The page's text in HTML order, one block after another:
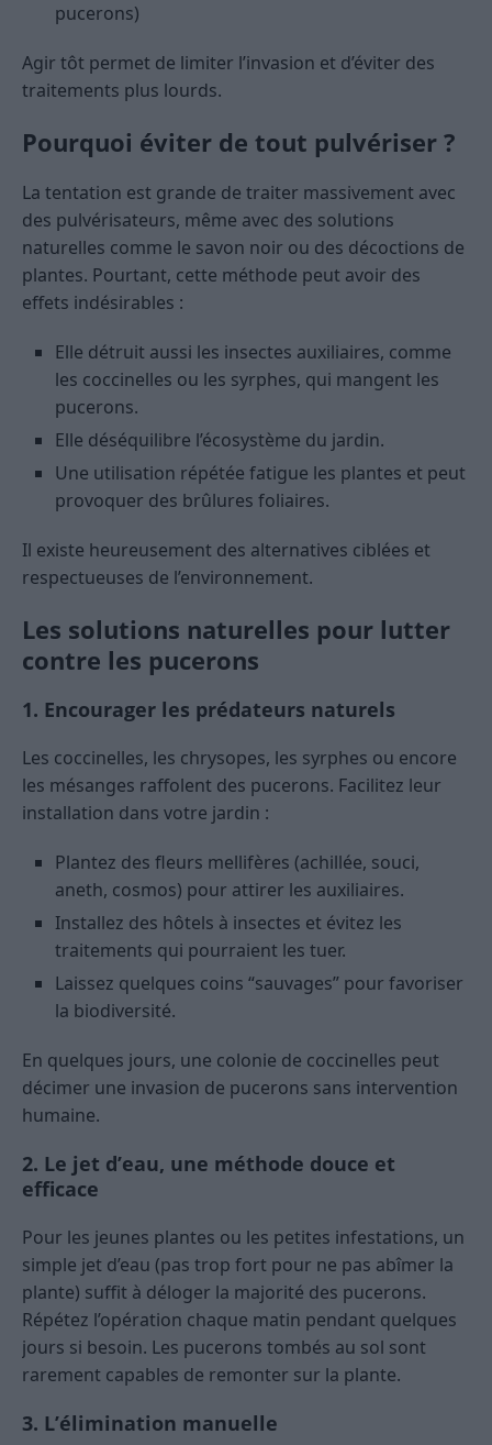
pucerons)
Agir tôt permet de limiter l’invasion et d’éviter des
traitements plus lourds.
Pourquoi éviter de tout pulvériser ?
La tentation est grande de traiter massivement avec
des pulvérisateurs, même avec des solutions
naturelles comme le savon noir ou des décoctions de
plantes. Pourtant, cette méthode peut avoir des
effets indésirables :
Elle détruit aussi les insectes auxiliaires, comme
les coccinelles ou les syrphes, qui mangent les
pucerons.
Elle déséquilibre l’écosystème du jardin.
Une utilisation répétée fatigue les plantes et peut
provoquer des brûlures foliaires.
Il existe heureusement des alternatives ciblées et
respectueuses de l’environnement.
Les solutions naturelles pour lutter
contre les pucerons
1. Encourager les prédateurs naturels
Les coccinelles, les chrysopes, les syrphes ou encore
les mésanges raffolent des pucerons. Facilitez leur
installation dans votre jardin :
Plantez des fleurs mellifères (achillée, souci,
aneth, cosmos) pour attirer les auxiliaires.
Installez des hôtels à insectes et évitez les
traitements qui pourraient les tuer.
Laissez quelques coins “sauvages” pour favoriser
la biodiversité.
En quelques jours, une colonie de coccinelles peut
décimer une invasion de pucerons sans intervention
humaine.
2. Le jet d’eau, une méthode douce et
efficace
Pour les jeunes plantes ou les petites infestations, un
simple jet d’eau (pas trop fort pour ne pas abîmer la
plante) suffit à déloger la majorité des pucerons.
Répétez l’opération chaque matin pendant quelques
jours si besoin. Les pucerons tombés au sol sont
rarement capables de remonter sur la plante.
3. L’élimination manuelle